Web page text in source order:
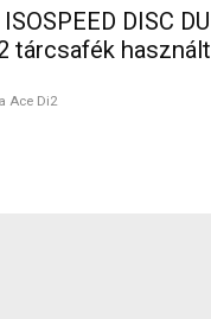
DISC
tárcsafék
Ace Di2